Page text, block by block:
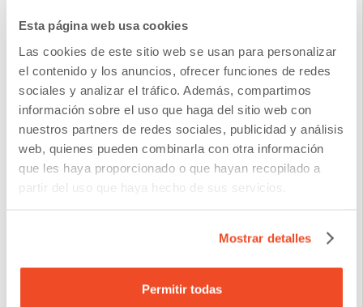
Esta página web usa cookies
Las cookies de este sitio web se usan para personalizar
el contenido y los anuncios, ofrecer funciones de redes
sociales y analizar el tráfico. Además, compartimos
información sobre el uso que haga del sitio web con
nuestros partners de redes sociales, publicidad y análisis
web, quienes pueden combinarla con otra información
que les haya proporcionado o que hayan recopilado a
partir del uso que haya hecho de sus servicios.
Mostrar detalles
Permitir todas
mensajes de agradecimiento a los clientes que
respondan la encuesta.
Acción consecuente después de la
retroalimentación: Si es apropiado, actúe sobre la
retroalimentación recibida, ya sea resolviendo el
problema planteado o agradeciendo elogios en el
adecuada puede convertir una experiencia neutral
o negativa en una positiva. Le recomendamos este
otro artículo sobre cómo hacer seguimiento.